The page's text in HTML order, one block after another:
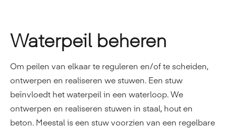
Waterpeil beheren
Om peilen van elkaar te reguleren en/of te scheiden,
ontwerpen en realiseren we stuwen. Een stuw
beïnvloedt het waterpeil in een waterloop. We
ontwerpen en realiseren stuwen in staal, hout en
beton. Meestal is een stuw voorzien van een regelbare